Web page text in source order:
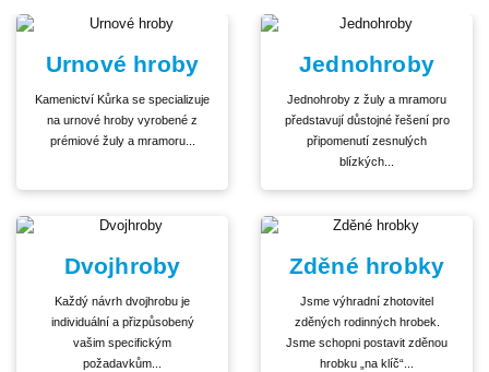
Urnové hroby
Kamenictví Kůrka se specializuje
na urnové hroby vyrobené z
prémiové žuly a mramoru...
Jednohroby
Jednohroby z žuly a mramoru
představují důstojné řešení pro
připomenutí zesnulých
blízkých...
Dvojhroby
Každý návrh dvojhrobu je
individuální a přizpůsobený
vašim specifickým
požadavkům...
Zděné hrobky
Jsme výhradní zhotovitel
zděných rodinných hrobek.
Jsme schopni postavit zděnou
hrobku „na klíč“...